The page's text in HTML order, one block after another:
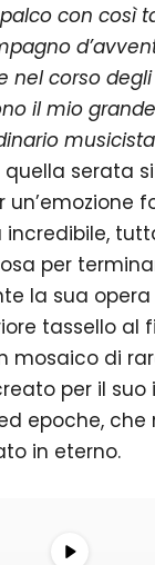
con così
nel corso
il mio
serata
un’emozione
incredibile,
per
la sua opera
tassello al
mosaico di
per il suo
epoche, che
in eterno.